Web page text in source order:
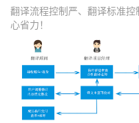
翻译流程控制严、翻译标准
心省力！